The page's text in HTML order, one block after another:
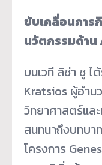
ขับเคลื่อนภาร
นวัตกรรมด้าน
บนเวที ลิซ่า ซู ไ
Kratsios ผู้อำน
วิทยาศาสตร์แล
สนทนาถึงบทบา
โครงการ